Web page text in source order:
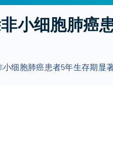
账户详情
我的订单
小细胞肺癌
细胞肺癌患者5年生存期显